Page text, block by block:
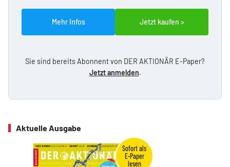
Mehr Infos Jetzt kaufen >
Sie sind bereits Abonnent von DER AKTIONÄR E-Paper?
Jetzt anmelden.
Aktuelle Ausgabe